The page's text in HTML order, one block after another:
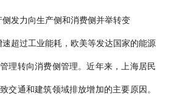
侧发力向生产侧和消费侧并举转变
超过工业能耗，欧美等发达国家的能源
理转向消费侧管理。近年来，上海居民
交通和建筑领域排放增加的主要原因。